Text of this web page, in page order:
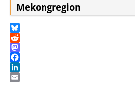
Mekongregion
Bluesky
Reddit
Mastodon
Facebook
LinkedIn